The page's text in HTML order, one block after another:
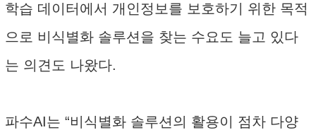
학습 데이터에서 개인정보를 보호하기 위한 목적
으로 비식별화 솔루션을 찾는 수요도 늘고 있다
는 의견도 나왔다.
파수AI는 “비식별화 솔루션의 활용이 점차 다양